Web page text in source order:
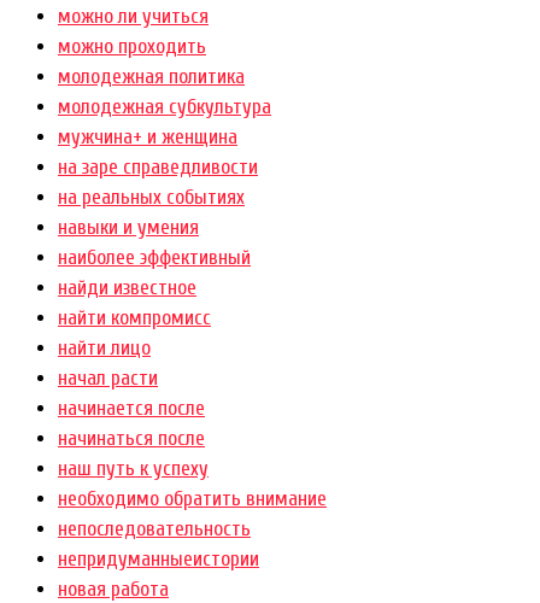
можно ли учиться
можно проходить
молодежная политика
молодежная субкультура
мужчина+ и женщина
на заре справедливости
на реальных событиях
навыки и умения
наиболее эффективный
найди известное
найти компромисс
найти лицо
начал расти
начинается после
начинаться после
наш путь к успеху
необходимо обратить внимание
непоследовательность
непридуманныеистории
новая работа